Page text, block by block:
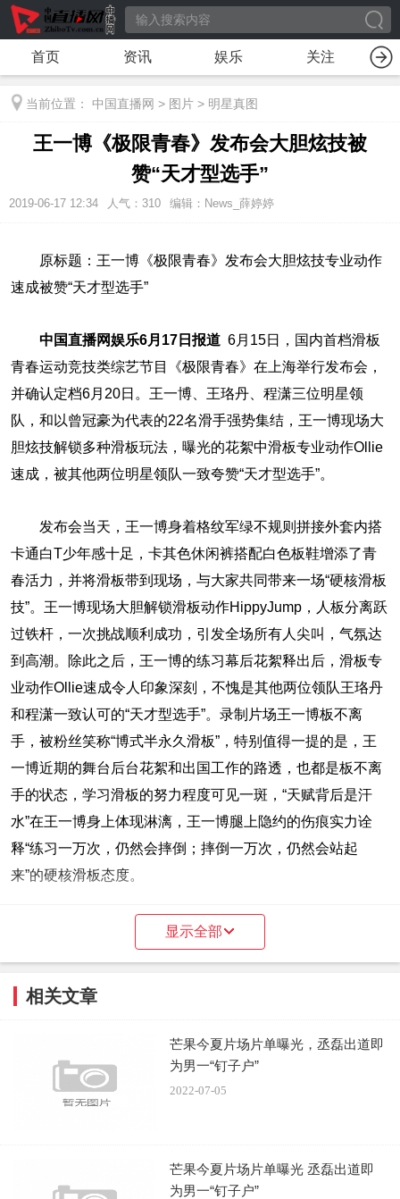
首页 资讯 娱乐 关注
当前位置： 中国直播网 > 图片 > 明星真图
王一博《极限青春》发布会大胆炫技被
赞“天才型选手”
2019-06-17 12:34 人气： 310 编辑：News_薛婷婷
原标题：王一博《极限青春》发布会大胆炫技专业动作
速成被赞“天才型选手”
中国直播网娱乐6月17日报道 6月15日，国内首档滑板
青春运动竞技类综艺节目《极限青春》在上海举行发布会，
并确认定档6月20日。王一博、王珞丹、程潇三位明星领
队，和以曾冠豪为代表的22名滑手强势集结，王一博现场大
胆炫技解锁多种滑板玩法，曝光的花絮中滑板专业动作Ollie
速成，被其他两位明星领队一致夸赞“天才型选手”。
发布会当天，王一博身着格纹军绿不规则拼接外套内搭
卡通白T少年感十足，卡其色休闲裤搭配白色板鞋增添了青
春活力，并将滑板带到现场，与大家共同带来一场“硬核滑板
技”。王一博现场大胆解锁滑板动作HippyJump，人板分离跃
过铁杆，一次挑战顺利成功，引发全场所有人尖叫，气氛达
到高潮。除此之后，王一博的练习幕后花絮释出后，滑板专
业动作Ollie速成令人印象深刻，不愧是其他两位领队王珞丹
和程潇一致认可的“天才型选手”。录制片场王一博板不离
手，被粉丝笑称“博式半永久滑板”，特别值得一提的是，王
一博近期的舞台后台花絮和出国工作的路透，也都是板不离
手的状态，学习滑板的努力程度可见一斑，“天赋背后是汗
水”在王一博身上体现淋漓，王一博腿上隐约的伤痕实力诠
释“练习一万次，仍然会摔倒；摔倒一万次，仍然会站起
来”的硬核滑板态度。
在《极限青春》里，王一博将与其他明星领队和滑手一
起以滑板为媒介表达自我用最爽快直接的方式，去实践、练
如地游走在成功与失败之间，实现自我蜕变和成长。
6月20日起每周四锁定腾讯视频《极限青春》，与王一
博一起挑战极限燃酷青春！
显示全部
相关文章
芒果今夏片场片单曝光，丞磊出道即
为男一“钉子户”
2022-07-05
芒果今夏片场片单曝光 丞磊出道即
为男一“钉子户”